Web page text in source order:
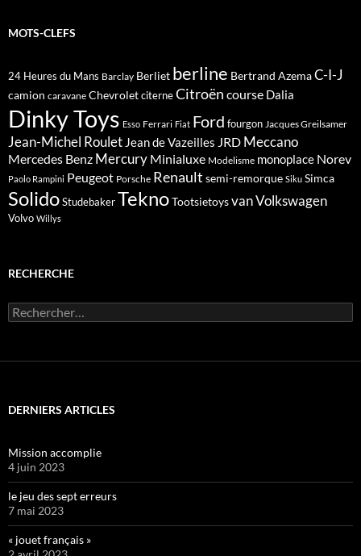
MOTS-CLEFS
24 Heures du Mans Barclay Berliet berline Bertrand AzemaC-I-J
camion caravane ChevroletciterneCitroën course Dalia
Dinky Toys Esso Ferrari Fiat Ford fourgon Jacques Greilsamer
Jean-Michel Roulet Jean de Vazeilles JRD Meccano
Mercedes Benz Mercury Minialuxe Modelisme monoplace Norev
Paolo Rampini Peugeot Porsche Renault semi-remorque Siku Simca
SolidoStudebakerTeknoTootsietoysvanVolkswagen
Volvo Willys
RECHERCHE
Rechercher :
DERNIERS ARTICLES
Mission accomplie
4 juin 2023
le jeu des sept erreurs
7 mai 2023
« jouet français »